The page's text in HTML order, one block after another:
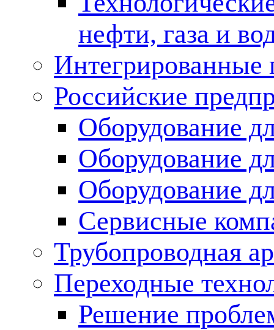
нефти, газа и
Российские
Оборудование
Оборудование
Оборудование
Сервисные
Трубопроводная
Переходные
Решение